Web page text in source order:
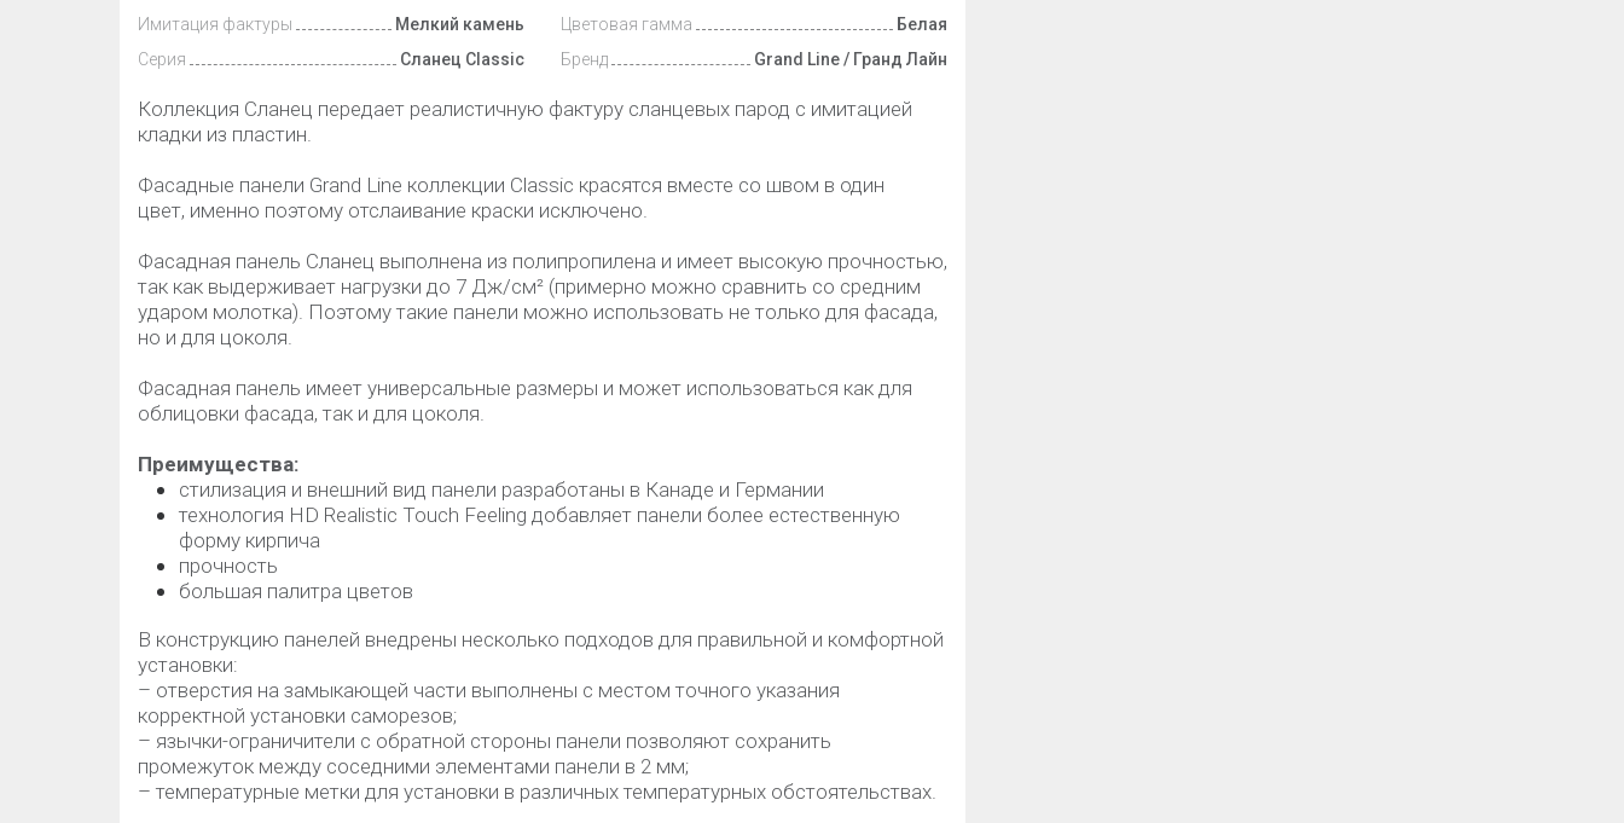
Имитация фактуры
Мелкий камень
Серия
Сланец Classic
Цветовая гамма
Белая
Бренд
Grand Line / Гранд Лайн
Коллекция Сланец передает реалистичную фактуру сланцевых парод с имитацией
кладки из пластин.
Фасадные панели Grand Line коллекции Classic красятся вместе со швом в один
цвет, именно поэтому отслаивание краски исключено.
Фасадная панель Сланец выполнена из полипропилена и имеет высокую прочностью,
так как выдерживает нагрузки до 7 Дж/см² (примерно можно сравнить со средним
ударом молотка). Поэтому такие панели можно использовать не только для фасада,
но и для цоколя.
Фасадная панель имеет универсальные размеры и может использоваться как для
облицовки фасада, так и для цоколя.
Преимущества:
стилизация и внешний вид панели разработаны в Канаде и Германии
технология HD Realistic Touch Feeling добавляет панели более естественную
форму кирпича
прочность
большая палитра цветов
В конструкцию панелей внедрены несколько подходов для правильной и комфортной
установки:
– отверстия на замыкающей части выполнены с местом точного указания
корректной установки саморезов;
– язычки-ограничители с обратной стороны панели позволяют сохранить
промежуток между соседними элементами панели в 2 мм;
– температурные метки для установки в различных температурных обстоятельствах.